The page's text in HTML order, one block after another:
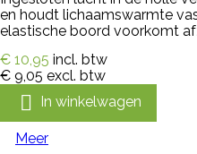
en houdt lichaamswarmte
elastische boord voorkomt
€ 10,95 incl. btw
€ 9,05 excl. btw
 In winkelwagen
Meer